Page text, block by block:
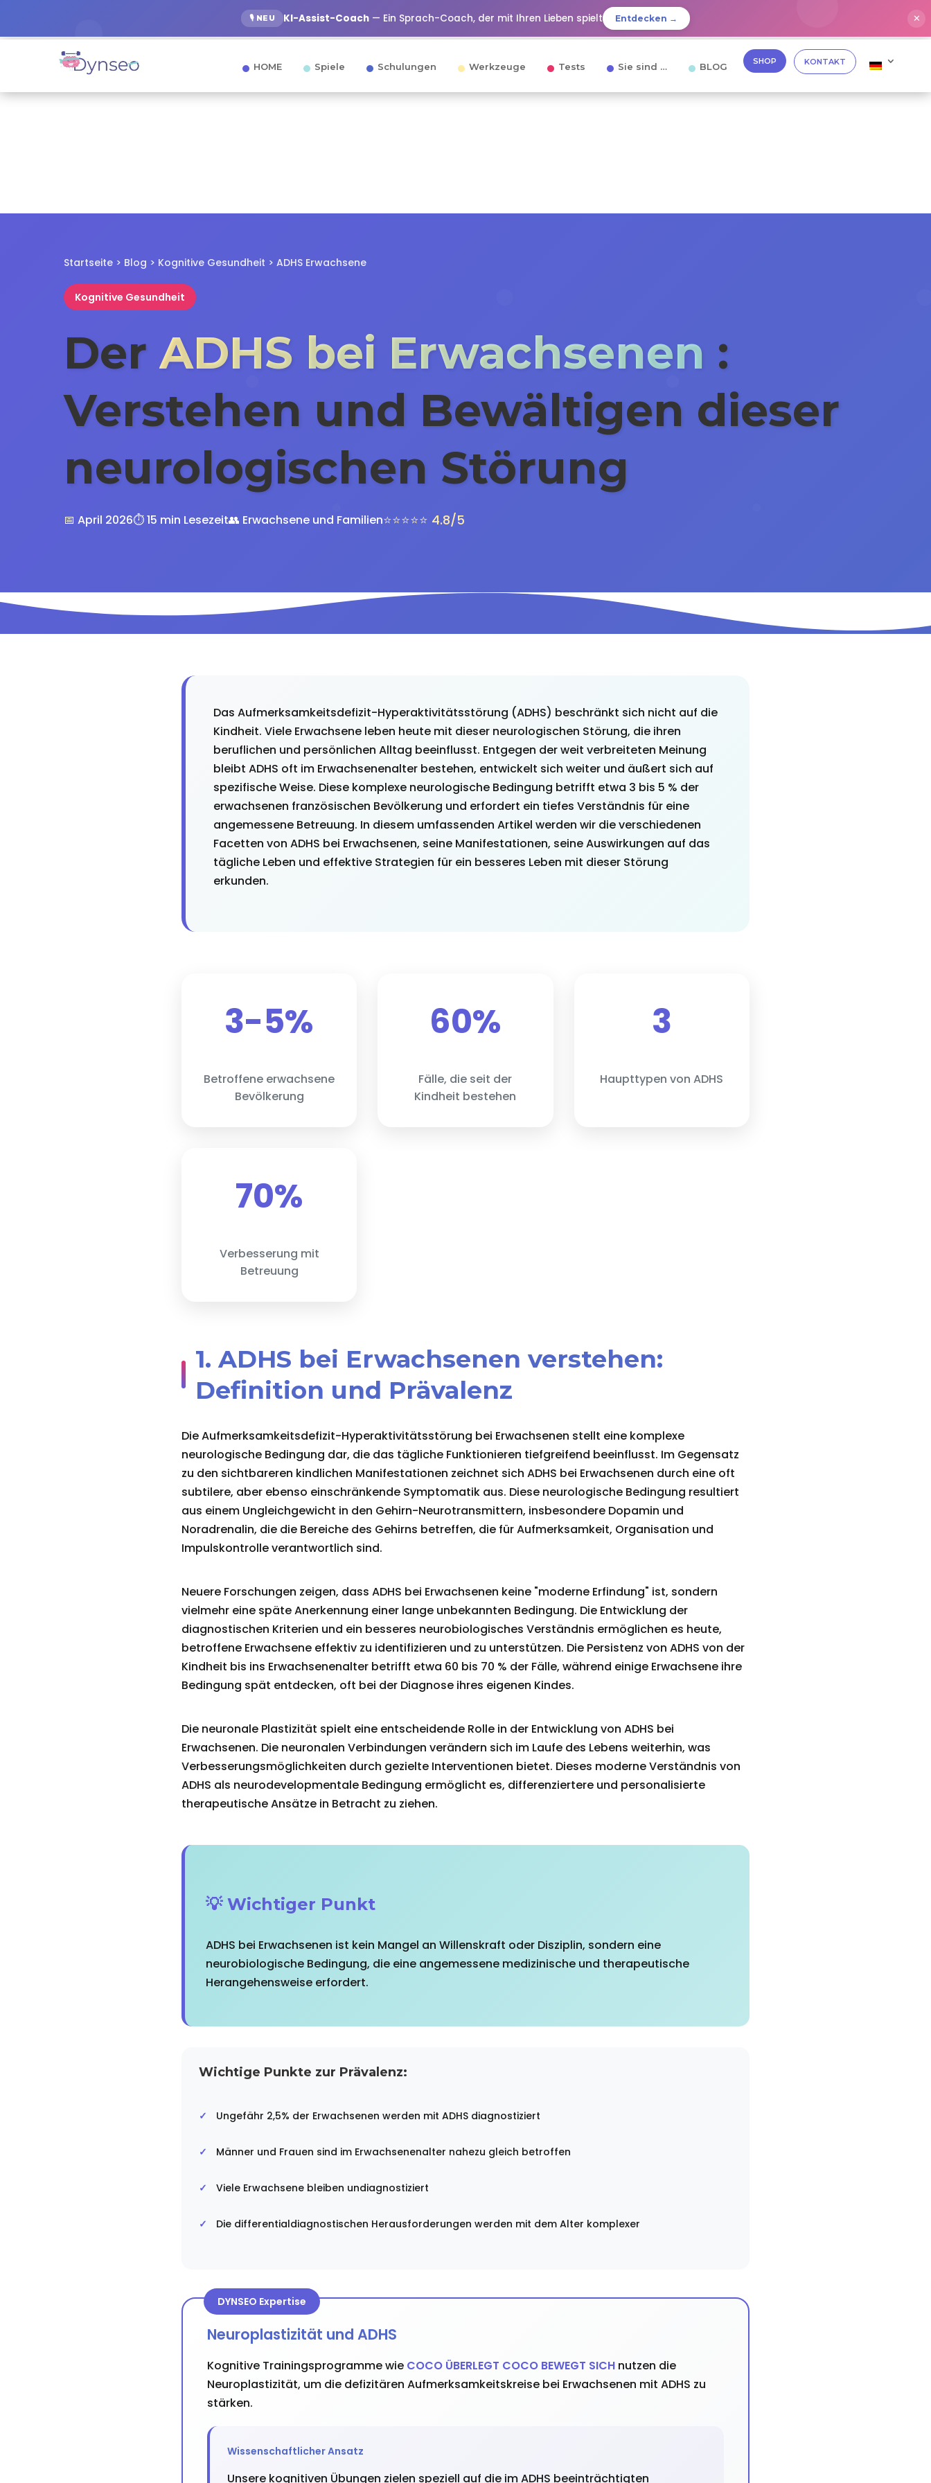
🎙️ NEU KI-Assist-Coach — Ein Sprach-Coach, der mit Ihren Lieben spielt Entdecken → ✕
HOME Spiele Schulungen Werkzeuge Tests Sie sind … BLOG SHOP KONTAKT
Startseite > Blog > Kognitive Gesundheit > ADHS Erwachsene
Kognitive Gesundheit
Der ADHS bei Erwachsenen :
Verstehen und Bewältigen dieser
neurologischen Störung
📅 April 2026⏱️ 15 min Lesezeit👥 Erwachsene und Familien⭐⭐⭐⭐⭐ 4.8/5
Das Aufmerksamkeitsdefizit-Hyperaktivitätsstörung (ADHS) beschränkt sich nicht auf die
Kindheit. Viele Erwachsene leben heute mit dieser neurologischen Störung, die ihren
beruflichen und persönlichen Alltag beeinflusst. Entgegen der weit verbreiteten Meinung
bleibt ADHS oft im Erwachsenenalter bestehen, entwickelt sich weiter und äußert sich auf
spezifische Weise. Diese komplexe neurologische Bedingung betrifft etwa 3 bis 5 % der
erwachsenen französischen Bevölkerung und erfordert ein tiefes Verständnis für eine
angemessene Betreuung. In diesem umfassenden Artikel werden wir die verschiedenen
Facetten von ADHS bei Erwachsenen, seine Manifestationen, seine Auswirkungen auf das
tägliche Leben und effektive Strategien für ein besseres Leben mit dieser Störung
erkunden.
3-5%
Betroffene erwachsene
Bevölkerung
60%
Fälle, die seit der
Kindheit bestehen
3
Haupttypen von ADHS
70%
Verbesserung mit
Betreuung
1. ADHS bei Erwachsenen verstehen:
Definition und Prävalenz
Die Aufmerksamkeitsdefizit-Hyperaktivitätsstörung bei Erwachsenen stellt eine komplexe
neurologische Bedingung dar, die das tägliche Funktionieren tiefgreifend beeinflusst. Im Gegensatz
zu den sichtbareren kindlichen Manifestationen zeichnet sich ADHS bei Erwachsenen durch eine oft
subtilere, aber ebenso einschränkende Symptomatik aus. Diese neurologische Bedingung resultiert
aus einem Ungleichgewicht in den Gehirn-Neurotransmittern, insbesondere Dopamin und
Noradrenalin, die die Bereiche des Gehirns betreffen, die für Aufmerksamkeit, Organisation und
Impulskontrolle verantwortlich sind.
Neuere Forschungen zeigen, dass ADHS bei Erwachsenen keine "moderne Erfindung" ist, sondern
vielmehr eine späte Anerkennung einer lange unbekannten Bedingung. Die Entwicklung der
diagnostischen Kriterien und ein besseres neurobiologisches Verständnis ermöglichen es heute,
betroffene Erwachsene effektiv zu identifizieren und zu unterstützen. Die Persistenz von ADHS von der
Kindheit bis ins Erwachsenenalter betrifft etwa 60 bis 70 % der Fälle, während einige Erwachsene ihre
Bedingung spät entdecken, oft bei der Diagnose ihres eigenen Kindes.
Die neuronale Plastizität spielt eine entscheidende Rolle in der Entwicklung von ADHS bei
Erwachsenen. Die neuronalen Verbindungen verändern sich im Laufe des Lebens weiterhin, was
Verbesserungsmöglichkeiten durch gezielte Interventionen bietet. Dieses moderne Verständnis von
ADHS als neurodevelopmentale Bedingung ermöglicht es, differenziertere und personalisierte
therapeutische Ansätze in Betracht zu ziehen.
💡 Wichtiger Punkt
ADHS bei Erwachsenen ist kein Mangel an Willenskraft oder Disziplin, sondern eine
neurobiologische Bedingung, die eine angemessene medizinische und therapeutische
Herangehensweise erfordert.
Wichtige Punkte zur Prävalenz:
Ungefähr 2,5% der Erwachsenen werden mit ADHS diagnostiziert
Männer und Frauen sind im Erwachsenenalter nahezu gleich betroffen
Viele Erwachsene bleiben undiagnostiziert
Die differentialdiagnostischen Herausforderungen werden mit dem Alter komplexer
DYNSEO Expertise
Neuroplastizität und ADHS
Kognitive Trainingsprogramme wie COCO ÜBERLEGT COCO BEWEGT SICHnutzen die
Neuroplastizität, um die defizitären Aufmerksamkeitskreise bei Erwachsenen mit ADHS zu
stärken.
Wissenschaftlicher Ansatz
Unsere kognitiven Übungen zielen speziell auf die im ADHS beeinträchtigten